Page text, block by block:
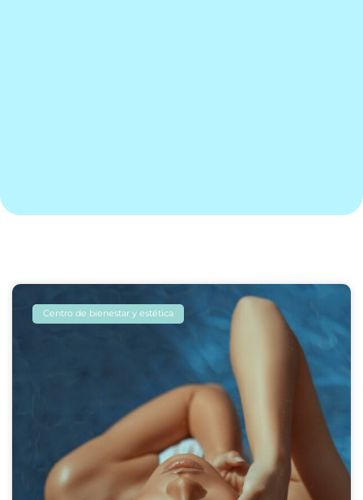
Centro de bienestar y estética